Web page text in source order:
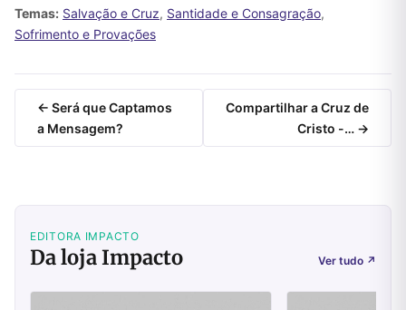
Temas: Salvação e Cruz, Santidade e Consagração,
Sofrimento e Provações
← Será que Captamos
a Mensagem?
Compartilhar a Cruz de
Cristo -… →
EDITORA IMPACTO
Da loja Impacto Ver tudo ↗